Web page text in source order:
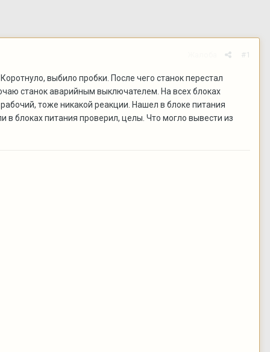
#1
выбило пробки. После чего станок перестал
станок аварийным выключателем. На всех блоках
тоже никакой реакции. Нашел в блоке питания
в блоках питания проверил, целы. Что могло вывести из